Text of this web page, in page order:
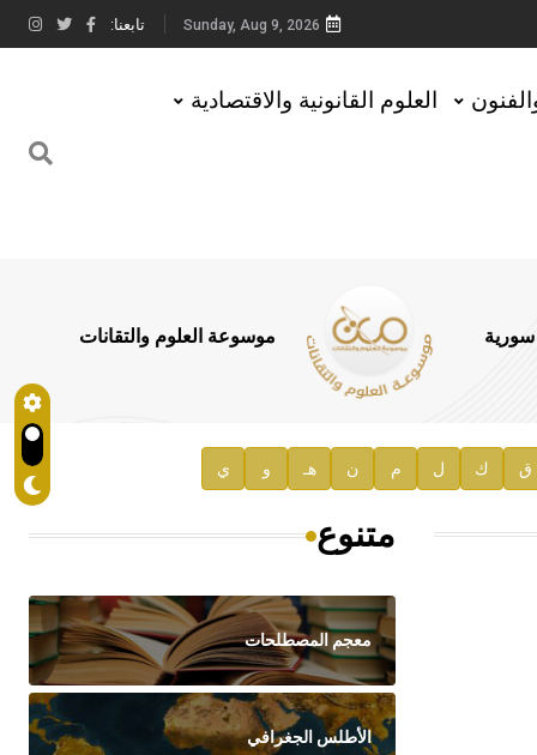
Sunday, Aug 9, 2026 تابعنا:
العلوم القانونية والاقتصادية
سورية موسوعة العلوم والتقانات
ق ك ل م ن هـ و ي
متنوع
معجم المصطلحات
الأطلس الجغرافي